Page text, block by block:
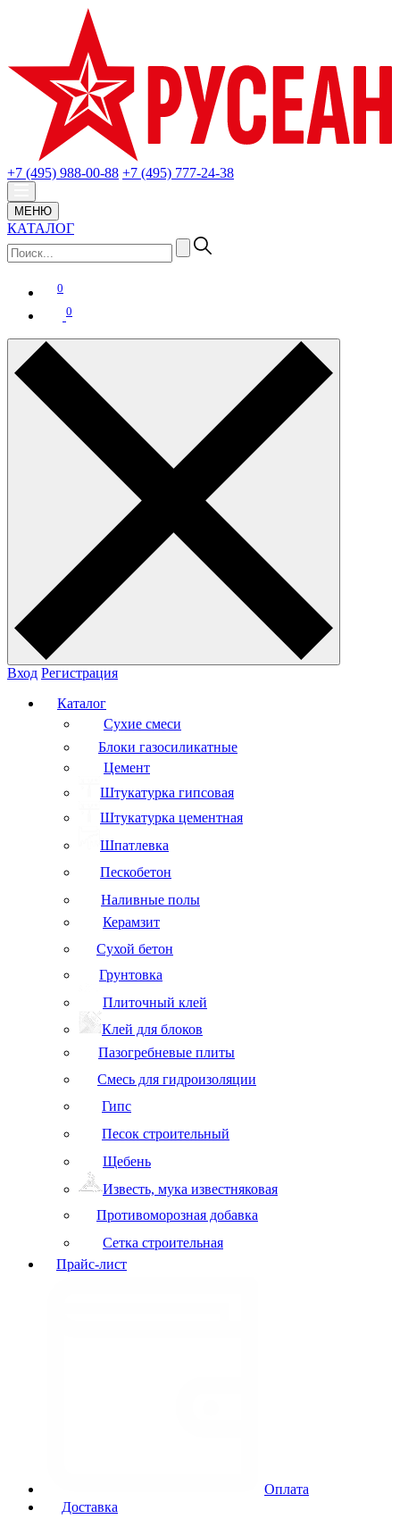
+7 (495) 988-00-88 +7 (495) 777-24-38
МЕНЮ
КАТАЛОГ
0
0
Вход Регистрация
Каталог
Сухие смеси
Блоки газосиликатные
Цемент
Штукатурка гипсовая
Штукатурка цементная
Шпатлевка
Пескобетон
Наливные полы
Керамзит
Сухой бетон
Грунтовка
Плиточный клей
Клей для блоков
Пазогребневые плиты
Смесь для гидроизоляции
Гипс
Песок строительный
Щебень
Известь, мука известняковая
Противоморозная добавка
Сетка строительная
Прайс-лист
Оплата
Доставка